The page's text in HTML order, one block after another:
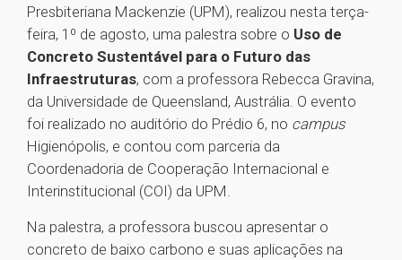
Presbiteriana Mackenzie (UPM), realizou nesta terça-
feira, 1º de agosto, uma palestra sobre o Uso de
Concreto Sustentável para o Futuro das
Infraestruturas, com a professora Rebecca Gravina,
da Universidade de Queensland, Austrália. O evento
foi realizado no auditório do Prédio 6, no campus
Higienópolis, e contou com parceria da
Coordenadoria de Cooperação Internacional e
Interinstitucional (COI) da UPM.
Na palestra, a professora buscou apresentar o
concreto de baixo carbono e suas aplicações na